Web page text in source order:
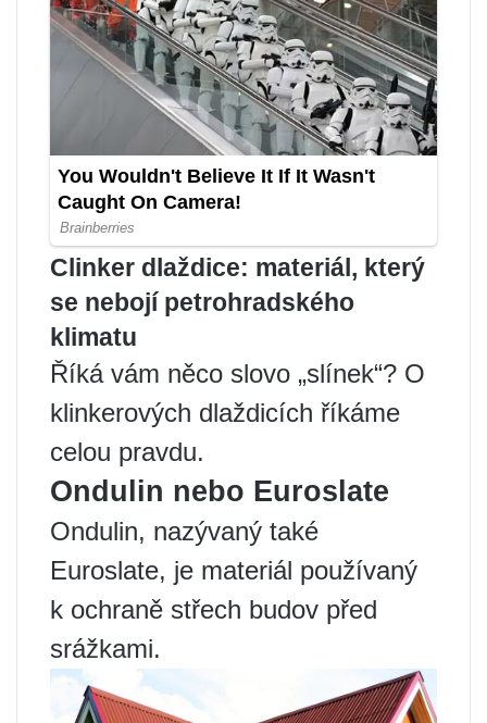
Clinker dlaždice: materiál, který
se nebojí petrohradského
klimatu
Říká vám něco slovo „slínek“? O
klinkerových dlaždicích říkáme
celou pravdu.
Ondulin nebo Euroslate
Ondulin, nazývaný také
Euroslate, je materiál používaný
k ochraně střech budov před
srážkami.